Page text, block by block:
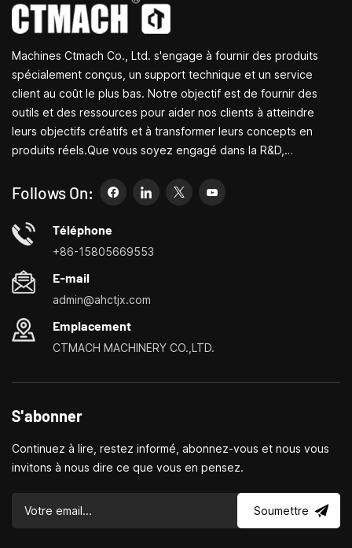
passionnés individuels,
aux unités de recherche
de bricolage et à d'autres
endroits.
est équipé d'un moteur
sans balais. il est de taille
compacte, a d'excellents
niveaux de précision et
est très bien conçu.
Machines Ctmach Co., Ltd. s'engage à fournir des produits
spécialement conçus, un support technique et un service
client au coût le plus bas. Notre objectif est de fournir des
outils et des ressources pour aider nos clients à atteindre
leurs objectifs créatifs et à transformer leurs concepts en
produits réels.Que vous soyez engagé dans la R&D,
entrepreneur créatif, les petites machines-outils de Bite
peuvent vous permettre de répondre à vos besoins plus
facilement, plus rapidement et de manière plus
économique.Spécialisé dans les centres de personnalisation
les perceuses et fraiseuses domestiques, les petits
tournages, perçages et fraisages multifonctionnels
Follows On:
Téléphone
+86-15805669553
E-mail
admin@ahctjx.com
Emplacement
CTMACH MACHINERY CO.,LTD.
S'abonner
Continuez à lire, restez informé, abonnez-vous et nous vous
invitons à nous dire ce que vous en pensez.
Soumettre